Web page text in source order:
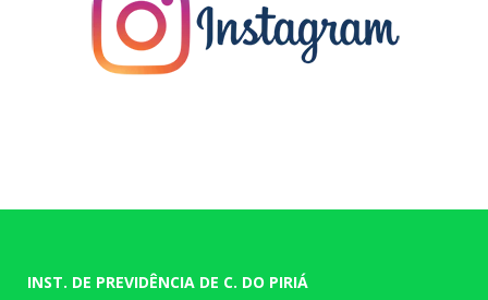
INST. DE PREVIDÊNCIA DE C. DO PIRIÁ